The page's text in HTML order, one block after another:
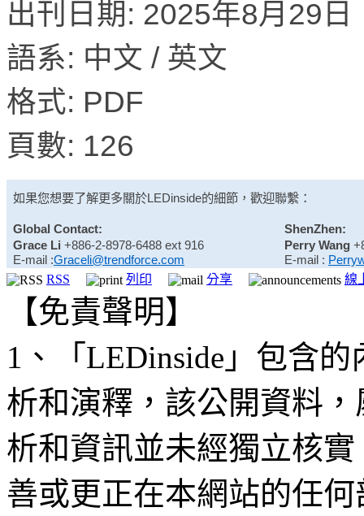
出刊日期: 2025年8月29日
語系: 中文 / 英文
格式: PDF
頁數: 126
如果您想要了解更多關於LEDinside的細節，歡迎聯繫：
Global Contact:
ShenZhen:
Grace Li +886-2-8978-6488 ext 916
E-mail :Graceli@trendforce.com
Perry Wang
E-mail :
RSS
列印 分享 線
【免責聲明】
1、「LEDinside」包含
析和演釋，該公開資料
析和資訊並未經獨立核
善或更正在本網站的任